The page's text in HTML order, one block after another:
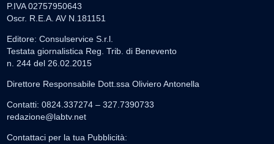
P.IVA 02757950643
Oscr. R.E.A. AV N.181151
Editore: Consulservice S.r.l.
Testata giornalistica Reg. Trib. di Benevento
n. 244 del 26.02.2015
Direttore Responsabile Dott.ssa Oliviero Antonella
Contatti: 0824.337274 – 327.7390733
redazione@labtv.net
Contattaci per la tua Pubblicità: